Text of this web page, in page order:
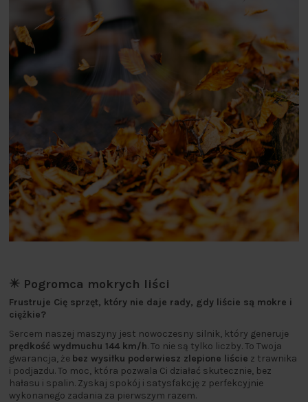
✴️ Pogromca mokrych liści
Frustruje Cię sprzęt, który nie daje rady, gdy liście są mokre i
ciężkie?
Sercem naszej maszyny jest nowoczesny silnik, który generuje
prędkość wydmuchu 144 km/h. To nie są tylko liczby. To Twoja
gwarancja, że bez wysiłku poderwiesz zlepione liście z trawnika
i podjazdu. To moc, która pozwala Ci działać skutecznie, bez
hałasu i spalin. Zyskaj spokój i satysfakcję z perfekcyjnie
wykonanego zadania za pierwszym razem.